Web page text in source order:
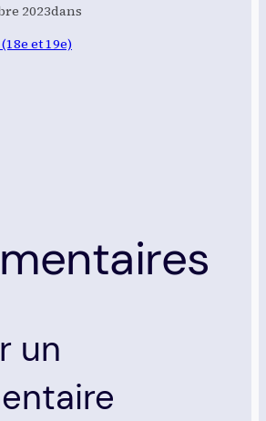
2023dans
et 19e)
un